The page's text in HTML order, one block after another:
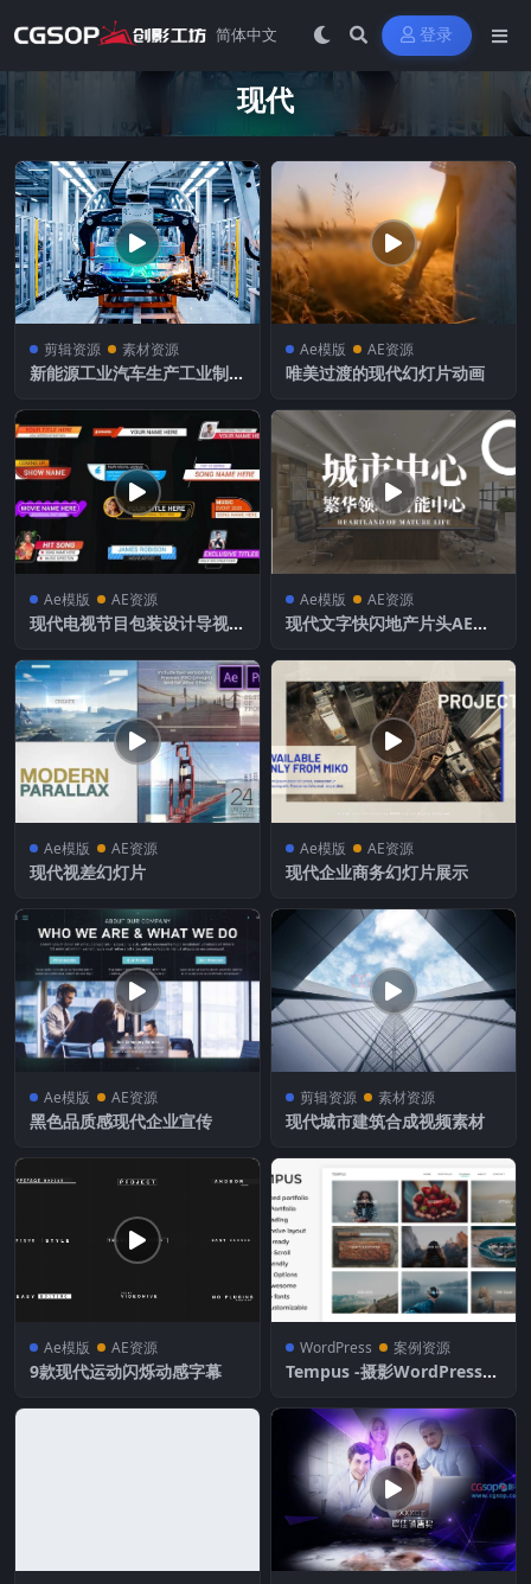
登录
现代
剪辑资源 素材资源
新能源工业汽车生产工业制造
Ae模版 AE资源
唯美过渡的现代幻灯片动画
Ae模版 AE资源
现代电视节目包装设计导视视
Ae模版 AE资源
现代文字快闪地产片头AE模
Ae模版 AE资源
现代视差幻灯片
Ae模版 AE资源
现代企业商务幻灯片展示
Ae模版 AE资源
黑色品质感现代企业宣传
剪辑资源 素材资源
现代城市建筑合成视频素材
Ae模版 AE资源
9款现代运动闪烁动感字幕
WordPress 案例资源
Tempus -摄影WordPress主